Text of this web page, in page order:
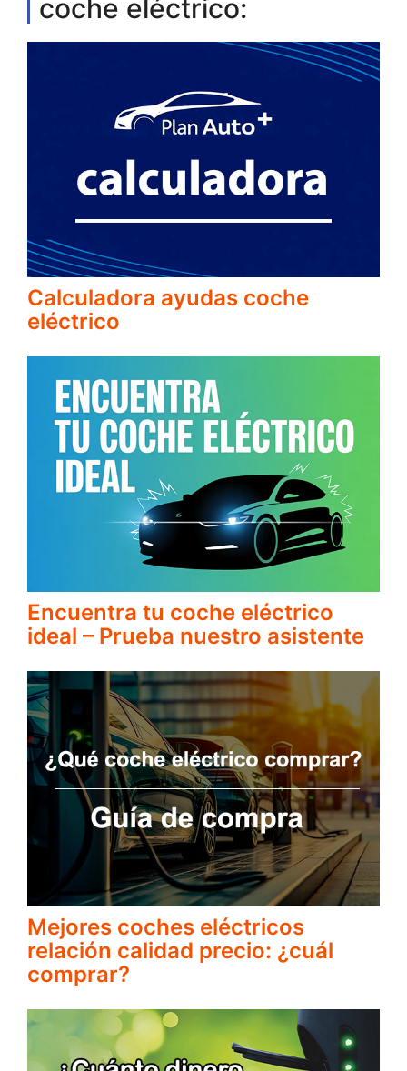
coche eléctrico:
Calculadora ayudas coche
eléctrico
Encuentra tu coche eléctrico
ideal – Prueba nuestro asistente
Mejores coches eléctricos
relación calidad precio: ¿cuál
comprar?